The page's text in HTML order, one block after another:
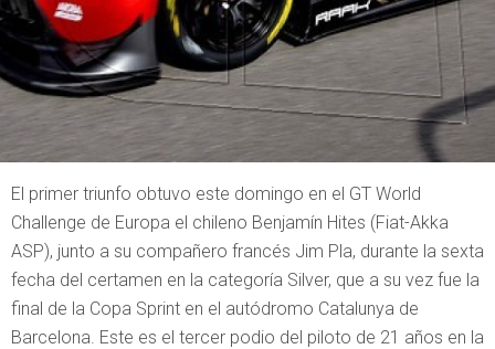
El primer triunfo obtuvo este domingo en el GT World
Challenge de Europa el chileno Benjamín Hites (Fiat-Akka
ASP), junto a su compañero francés Jim Pla, durante la sexta
fecha del certamen en la categoría Silver, que a su vez fue la
final de la Copa Sprint en el autódromo Catalunya de
Barcelona. Este es el tercer podio del piloto de 21 años en la